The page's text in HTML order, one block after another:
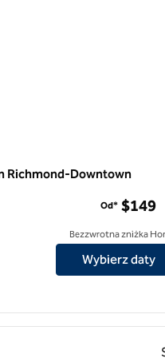
Richmond-Downtown
Suites by Hilton
Od* $149
Bezzwrotna zniżka
Wybierz daty